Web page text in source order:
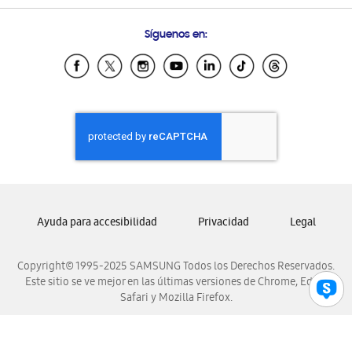
Samsung Ecuador
Samsung El Salvador
Samsung Honduras
Samsung Nicaragua
Samsung Panamá
Samsung Venezuela
Síguenos en:
Copyright© 1995-2025 SAMSUNG Todos los Derechos Reservados.
Este sitio se ve mejor en las últimas versiones de Chrome, Edge,
Safari y Mozilla Firefox.
Ayuda para accesibilidad Privacidad Legal